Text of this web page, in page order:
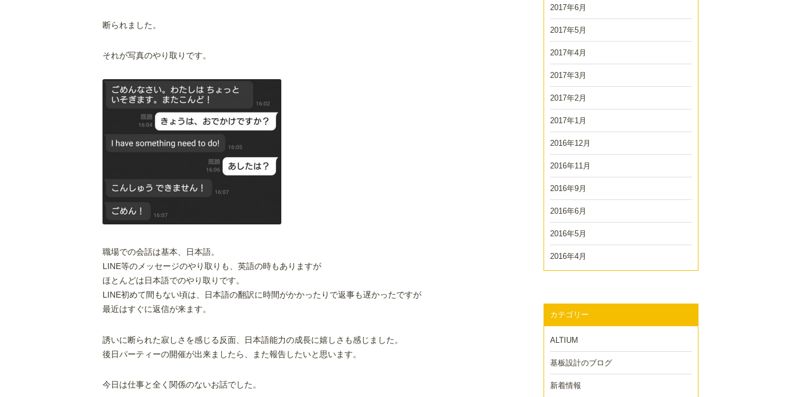
断られました。
それが写真のやり取りです。
職場での会話は基本、日本語。
LINE等のメッセージのやり取りも、英語の時もありますが
ほとんどは日本語でのやり取りです。
LINE初めて間もない頃は、日本語の翻訳に時間がかかったりで返事も遅かったですが
最近はすぐに返信が来ます。
誘いに断られた寂しさを感じる反面、日本語能力の成長に嬉しさも感じました。
後日パーティーの開催が出来ましたら、また報告したいと思います。
今日は仕事と全く関係のないお話でした。
2017年6月
2017年5月
2017年4月
2017年3月
2017年2月
2017年1月
2016年12月
2016年11月
2016年9月
2016年6月
2016年5月
2016年4月
カテゴリー
ALTIUM
基板設計のブログ
新着情報